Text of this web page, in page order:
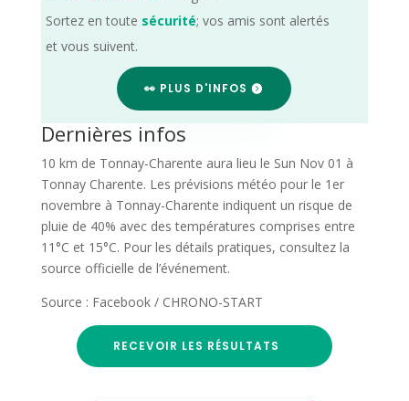
Sortez en toute sécurité; vos amis sont alertés
et vous suivent.
👀 PLUS D'INFOS
Dernières infos
10 km de Tonnay-Charente aura lieu le Sun Nov 01 à
Tonnay Charente. Les prévisions météo pour le 1er
novembre à Tonnay-Charente indiquent un risque de
pluie de 40% avec des températures comprises entre
11°C et 15°C. Pour les détails pratiques, consultez la
source officielle de l’événement.
Source : Facebook / CHRONO-START
RECEVOIR LES RÉSULTATS